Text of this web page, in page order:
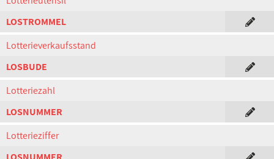
LOSTROMMEL
Lotterieverkaufsstand
LOSBUDE
Lotteriezahl
LOSNUMMER
Lotterieziffer